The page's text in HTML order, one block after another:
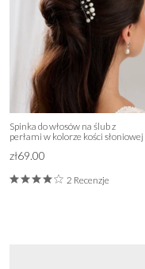
Spinka do włosów na ślub z
perłami w kolorze kości słoniowej
zł69.00
2 Recenzje